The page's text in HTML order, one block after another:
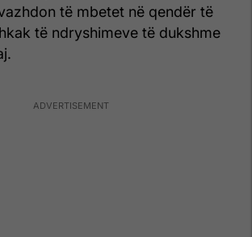
të mbetet në qendër të
të ndryshimeve të dukshme